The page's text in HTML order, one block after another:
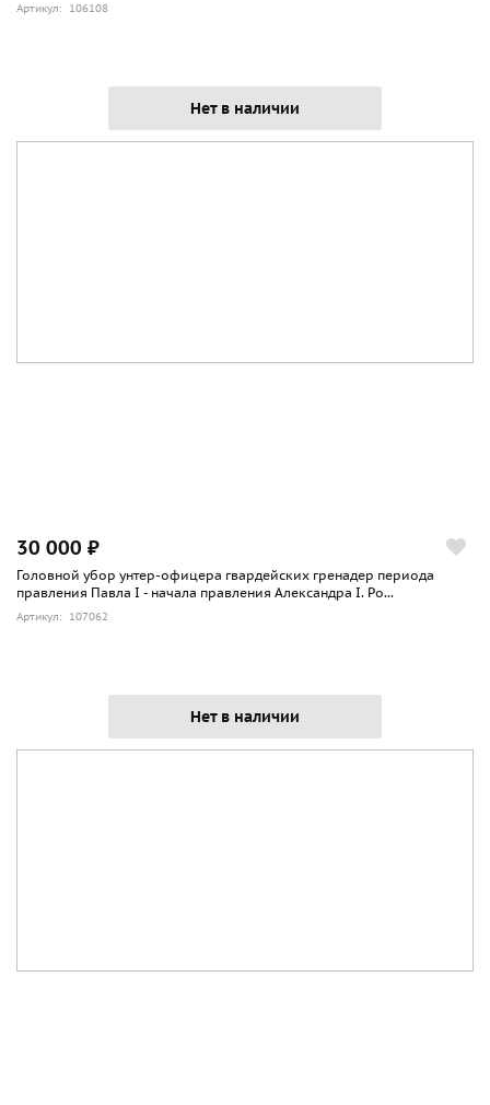
Артикул: 106108
Нет в наличии
30 000 ₽
Головной убор унтер-офицера гвардейских гренадер периода
правления Павла I - начала правления Александра I. Ро...
Артикул: 107062
Нет в наличии